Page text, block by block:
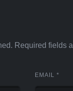
Required fields
EMAIL *